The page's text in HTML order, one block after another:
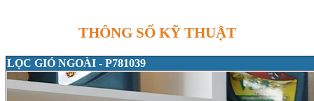
THÔNG SỐ KỸ THUẬT
LỌC GIÓ NGOÀI - P781039